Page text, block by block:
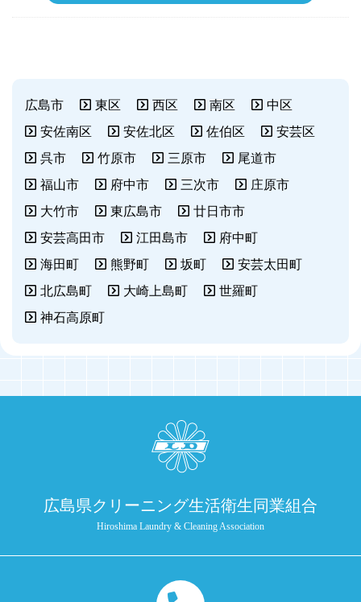
広島市 東区 西区 南区
中区
安佐南区
安佐北区 佐伯区
安芸区
呉市
竹原市 三原市
尾道市
福山市
府中市 三次市
庄原市
大竹市
東広島市
廿日市市
安芸高田市
江田島市
府中町
海田町
熊野町 坂町
安芸太田町
北広島町
大崎上島町
世羅町
神石高原町
広島県クリーニング生活衛生同業組合
Hiroshima Laundry & Cleaning Association